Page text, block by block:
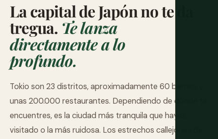
La capital de Japón no te da
tregua. Te lanza
directamente a lo
profundo.
Tokio son 23 distritos, aproximadamente 60 barrios y
unas 200.000 restaurantes. Dependiendo de dónde te
encuentres, es la ciudad más tranquila que hayas
visitado o la más ruidosa. Los estrechos callejones de